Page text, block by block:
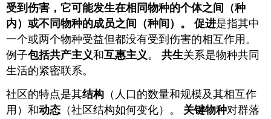
受到伤害，它可能发生在相同物种的个体之间（种
内）或不同物种的成员之间（种间 ）。 促进是指其中
一个或两个物种受益但都没有受到伤害的相互作用。
例子包括共产主义和互惠主义。共生关系是物种共同
生活的紧密联系。
社区的特点是其结构 （人口的数量和规模及其相互作
用）和动态 （社区结构如何变化）。 关键物种对群落